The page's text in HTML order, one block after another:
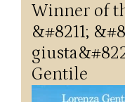
Winner of
&#8211;
Gentile